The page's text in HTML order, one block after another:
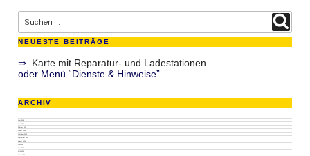
NEUESTE BEITRÄGE
⇒ Karte mit Reparatur- und Ladestationen
oder Menü “Dienste & Hinweise”
ARCHIV
Juni 2026
Mai 2026
Februar 2026
Januar 2026
Oktober 2025
September 2025
August 2025
Juli 2025
Mai 2025
April 2025
März 2025